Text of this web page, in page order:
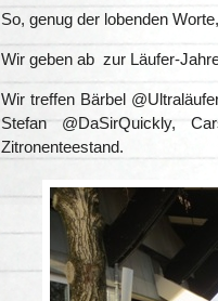
So, genug der lobenden
Wir geben ab zur Läufer-
Wir treffen Bärbel
Stefan @DaSirQuickly,
Zitronenteestand.